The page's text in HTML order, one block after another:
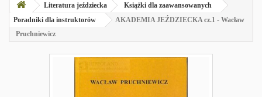
Literatura jeździecka
Książki dla zaawansowanych
Poradniki dla instruktorów
AKADEMIA JEŹDZIECKA cz.1 - Wacław
Pruchniewicz